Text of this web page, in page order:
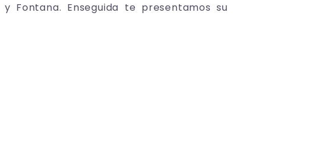
Fontana. Enseguida te presentamos su